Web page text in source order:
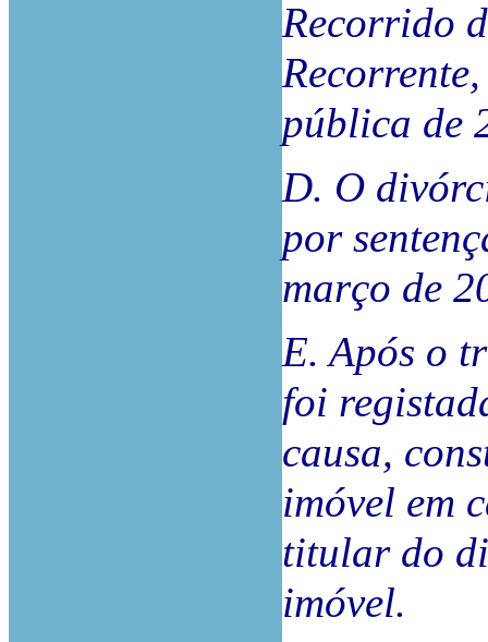
Recorrido
pública de
D. O
por
março de
E. Após o
foi
causa,
imóvel em
titular do
imóvel.